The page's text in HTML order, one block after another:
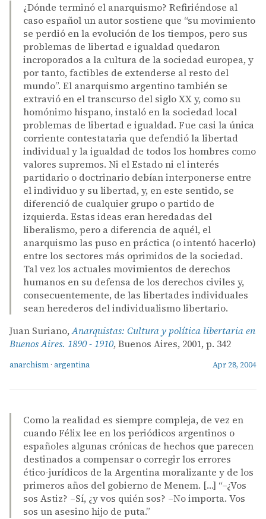
¿Dónde terminó el anarquismo? Refiriéndose al
caso español un autor sostiene que “su movimiento
se perdió en la evolución de los tiempos, pero sus
problemas de libertad e igualdad quedaron
incroporados a la cultura de la sociedad europea, y
por tanto, factibles de extenderse al resto del
mundo”. El anarquismo argentino también se
extravió en el transcurso del siglo XX y, como su
homónimo hispano, instaló en la sociedad local
problemas de libertad e igualdad. Fue casi la única
corriente contestataria que defendió la libertad
individual y la igualdad de todos los hombres como
valores supremos. Ni el Estado ni el interés
partidario o doctrinario debían interponerse entre
el individuo y su libertad, y, en este sentido, se
diferenció de cualquier grupo o partido de
izquierda. Estas ideas eran heredadas del
liberalismo, pero a diferencia de aquél, el
anarquismo las puso en práctica (o intentó hacerlo)
entre los sectores más oprimidos de la sociedad.
Tal vez los actuales movimientos de derechos
humanos en su defensa de los derechos civiles y,
consecuentemente, de las libertades individuales
sean herederos del individualismo libertario.
Juan Suriano,Anarquistas: Cultura y política libertaria en
Buenos Aires. 1890 - 1910, Buenos Aires, 2001, p. 342
anarchism · argentina Apr 28, 2004
Como la realidad es siempre compleja, de vez en
cuando Félix lee en los periódicos argentinos o
españoles algunas crónicas de hechos que parecen
destinados a compensar o corregir los errores
ético-jurídicos de la Argentina moralizante y de los
primeros años del gobierno de Menem. […] “–¿Vos
sos Astiz? –Sí, ¿y vos quién sos? –No importa. Vos
sos un asesino hijo de puta.”